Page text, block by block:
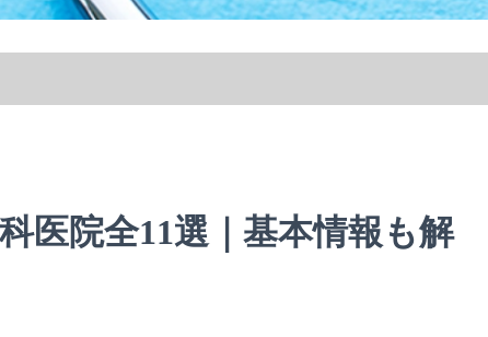
医院全11選｜基本情報も解